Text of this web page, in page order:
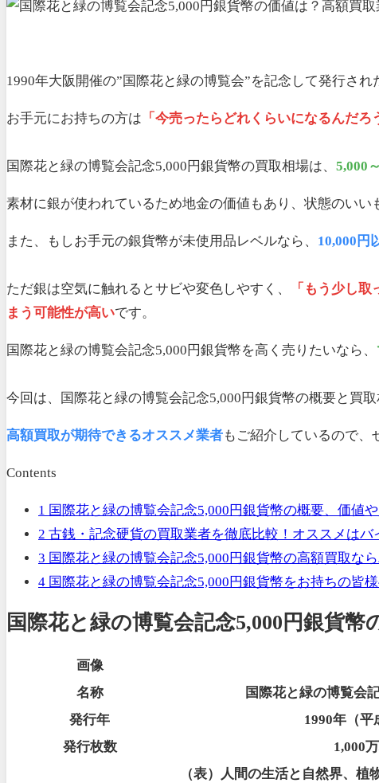
1990年大阪開催の”国際花と緑の博覧会”を記念して発行され
お手元にお持ちの方は 「今売ったらどれくらいになるんだろ
国際花と緑の博覧会記念5,000円銀貨幣の買取相場は、 5,000
素材に銀が使われているため地金の価値もあり、状態のいい
また、もしお手元の銀貨幣が未使用品レベルなら、 10,000円
ただ銀は空気に触れるとサビや変色しやすく、 「もう少し
まう可能性が高いです。
国際花と緑の博覧会記念5,000円銀貨幣を高く売りたいなら、
今回は、国際花と緑の博覧会記念5,000円銀貨幣の概要と買取
高額買取が期待できるオススメ業者もご紹介しているので、
Contents
1 国際花と緑の博覧会記念5,000円銀貨幣の概要、価値
2 古銭・記念硬貨の買取業者を徹底比較！オススメはバ
3 国際花と緑の博覧会記念5,000円銀貨幣の高額買取な
4 国際花と緑の博覧会記念5,000円銀貨幣をお持ちの皆
国際花と緑の博覧会記念5,000円銀貨
画像
名称
国際花と緑の博覧会
発行年
1990年（平
発行枚数
1,000
（表）人間の生活と自然界、